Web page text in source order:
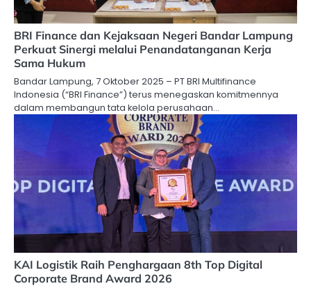
BRI Finance dan Kejaksaan Negeri Bandar Lampung
Perkuat Sinergi melalui Penandatanganan Kerja
Sama Hukum
Bandar Lampung, 7 Oktober 2025 – PT BRI Multifinance
Indonesia (“BRI Finance”) terus menegaskan komitmennya
dalam membangun tata kelola perusahaan…
KAI Logistik Raih Penghargaan 8th Top Digital
Corporate Brand Award 2026